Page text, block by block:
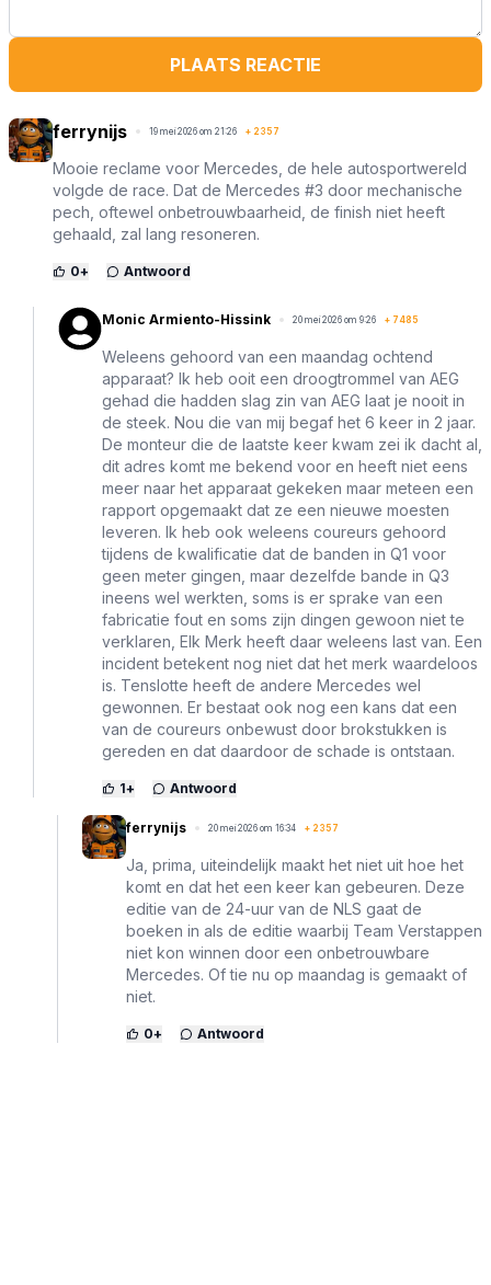
PLAATS REACTIE
ferrynijs 19 mei 2026 om 21:26 + 2357
Mooie reclame voor Mercedes, de hele autosportwereld
volgde de race. Dat de Mercedes #3 door mechanische
pech, oftewel onbetrouwbaarheid, de finish niet heeft
gehaald, zal lang resoneren.
0+ Antwoord
Monic Armiento-Hissink 20 mei 2026 om 9:26 + 7485
Weleens gehoord van een maandag ochtend
apparaat? Ik heb ooit een droogtrommel van AEG
gehad die hadden slag zin van AEG laat je nooit in
de steek. Nou die van mij begaf het 6 keer in 2 jaar.
De monteur die de laatste keer kwam zei ik dacht al,
dit adres komt me bekend voor en heeft niet eens
meer naar het apparaat gekeken maar meteen een
rapport opgemaakt dat ze een nieuwe moesten
leveren. Ik heb ook weleens coureurs gehoord
tijdens de kwalificatie dat de banden in Q1 voor
geen meter gingen, maar dezelfde bande in Q3
ineens wel werkten, soms is er sprake van een
fabricatie fout en soms zijn dingen gewoon niet te
verklaren, Elk Merk heeft daar weleens last van. Een
incident betekent nog niet dat het merk waardeloos
is. Tenslotte heeft de andere Mercedes wel
gewonnen. Er bestaat ook nog een kans dat een
van de coureurs onbewust door brokstukken is
gereden en dat daardoor de schade is ontstaan.
1+ Antwoord
ferrynijs 20 mei 2026 om 16:34 + 2357
Ja, prima, uiteindelijk maakt het niet uit hoe het
komt en dat het een keer kan gebeuren. Deze
editie van de 24-uur van de NLS gaat de
boeken in als de editie waarbij Team Verstappen
niet kon winnen door een onbetrouwbare
Mercedes. Of tie nu op maandag is gemaakt of
niet.
0+ Antwoord